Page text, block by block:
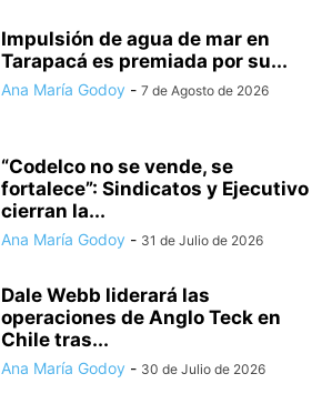
Impulsión de agua de mar en
Tarapacá es premiada por su...
Ana María Godoy - 7 de Agosto de 2026
“Codelco no se vende, se
fortalece”: Sindicatos y Ejecutivo
cierran la...
Ana María Godoy - 31 de Julio de 2026
Dale Webb liderará las
operaciones de Anglo Teck en
Chile tras...
Ana María Godoy - 30 de Julio de 2026